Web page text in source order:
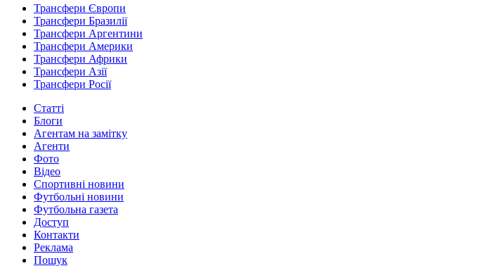
Трансфери Європи
Трансфери Бразилії
Трансфери Аргентини
Трансфери Америки
Трансфери Африки
Трансфери Азії
Трансфери Росії
Статті
Блоги
Агентам на замітку
Агенти
Фото
Відео
Спортивні новини
Футбольні новини
Футбольна газета
Доступ
Контакти
Реклама
Пошук